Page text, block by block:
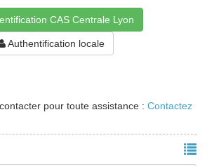
CAS Centrale Lyon
Authentification locale
pour toute assistance : Contactez